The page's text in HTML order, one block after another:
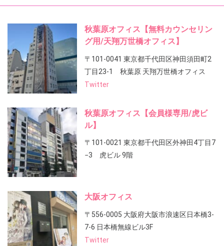
秋葉原オフィス【無料カウンセリン
グ用/天翔万世橋オフィス】
〒101-0041 東京都千代田区神田須田町2
丁目23-1 秋葉原 天翔万世橋オフィス
Twitter
秋葉原オフィス【会員様専用/虎ビ
ル】
〒101-0021 東京都千代田区外神田4丁目7
−3 虎ビル 9階
大阪オフィス
〒556-0005 大阪府大阪市浪速区日本橋3-
7-6 日本橋無線ビル3F
Twitter